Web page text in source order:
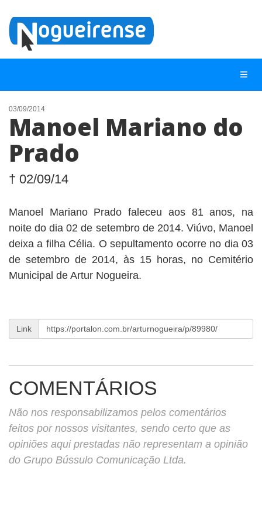
NOTÍCIAS
LISTA DIGITAL
CONTATO
ANUNCIE
BUSCAR
03/09/2014
Manoel Mariano do
Prado
† 02/09/14
Manoel Mariano Prado faleceu aos 81 anos, na
noite do dia 02 de setembro de 2014. Viúvo, Manoel
deixa a filha Célia. O sepultamento ocorre no dia 03
de setembro de 2014, às 15 horas, no Cemitério
Municipal de Artur Nogueira.
Link
COMENTÁRIOS
Não nos responsabilizamos pelos comentários
feitos por nossos visitantes, sendo certo que as
opiniões aqui prestadas não representam a opinião
do Grupo Bússulo Comunicação Ltda.